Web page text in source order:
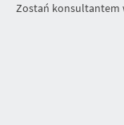
Zostań konsultantem